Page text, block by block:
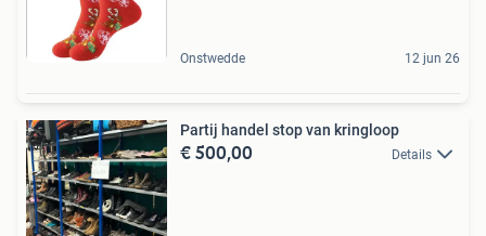
Onstwedde 12 jun 26
Partij handel stop van kringloop
€ 500,00 Details